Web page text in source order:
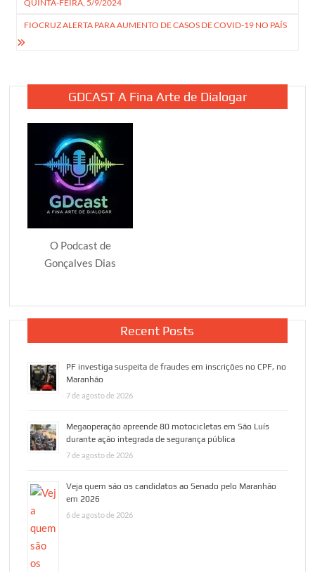
Post
QUINTA-FEIRA, 5/9/2024
FIOCRUZ ALERTA PARA AUMENTO DE CASOS DE COVID-19 NO PAÍS
GDCAST A Fina Arte de Dialogar
O Podcast de
Gonçalves Dias
Recent Posts
PF investiga suspeita de fraudes em inscrições no CPF, no
Maranhão
7 de agosto de 2026
Megaoperação apreende 80 motocicletas em São Luís
durante ação integrada de segurança pública
7 de agosto de 2026
Veja quem são os candidatos ao Senado pelo Maranhão
em 2026
6 de agosto de 2026